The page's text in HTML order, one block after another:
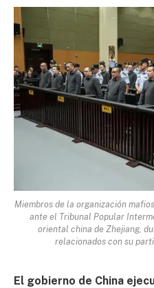
Miembros de la organización
ante el Tribunal Popular
oriental china de Zhejiang,
relacionados con su
El gobierno de China